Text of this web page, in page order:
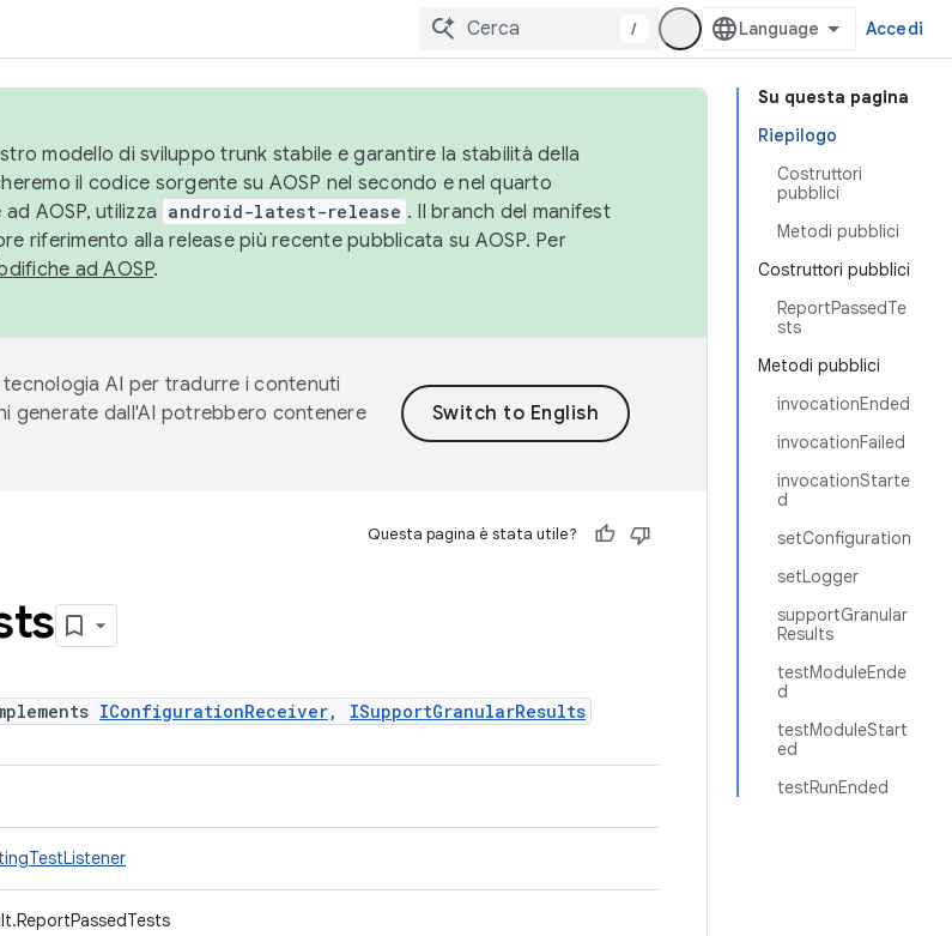
/ Accedi
Su questa pagina
Riepilogo
Costruttori
pubblici
Metodi pubblici
Costruttori pubblici
ReportPassedTe
sts
Metodi pubblici
invocationEnded
invocationFailed
invocationStarte
d
setConfiguration
setLogger
supportGranular
Results
testModuleEnde
d
testModuleStart
ed
testRunEnded
modello di sviluppo trunk stabile e garantire la stabilità della
il codice sorgente su AOSP nel secondo e nel quarto
AOSP, utilizza android-latest-release . Il branch del manifest
riferimento alla release più recente pubblicata su AOSP. Per
ad AOSP.
AI per tradurre i contenuti
generate dall'AI potrebbero contenere
Questa pagina è stata utile?
IConfigurationReceiver, ISupportGranularResults